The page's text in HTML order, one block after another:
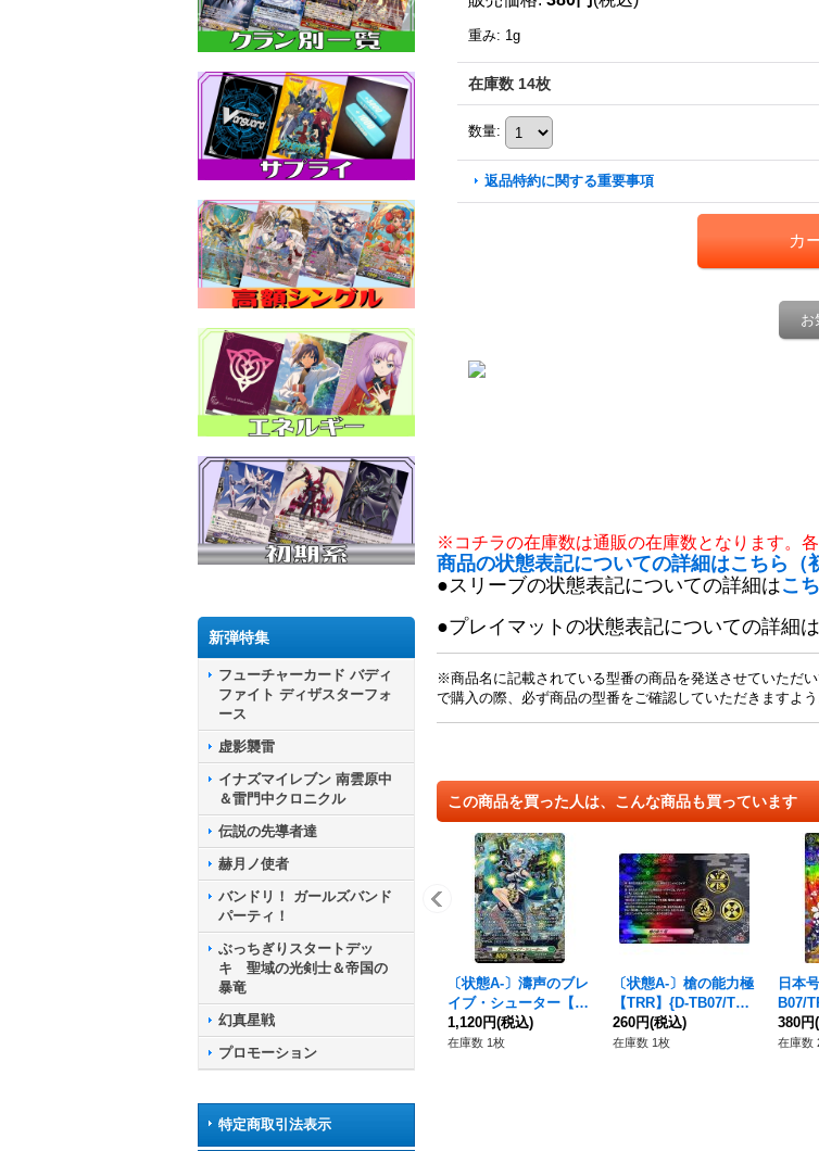
新弾特集
フューチャーカード バディ
ファイト ディザスターフォ
ース
虚影襲雷
イナズマイレブン 南雲原中
＆雷門中クロニクル
伝説の先導者達
赫月ノ使者
バンドリ！ ガールズバンド
パーティ！
ぶっちぎりスタートデッ
キ 聖域の光剣士＆帝国の
暴竜
幻真星戦
プロモーション
特定商取引法表示
重み: 1g
在庫数 14枚
数量:
返品特約に関する重要事項
お
※コチラの在庫数は通販の在庫数となります。
商品の状態表記についての詳細はこちら（
●スリーブの状態表記についての詳細はこ
●プレイマットの状態表記についての詳細は
※商品名に記載されている型番の商品を発送させていただ
で購入の際、必ず商品の型番をご確認していただきますよう
この商品を買った人は、こんな商品も買っています
〔状態A-〕濤声のブレ
イブ・シューター【F
FR】{DZ-BT05/FFR1
6}《ストイケイア》
1,120円(税込)
在庫数 1枚
〔状態A-〕槍の能力極
【TRR】{D-TB07/TRR
90}《刀剣乱舞》
260円(税込)
在庫数 1枚
日本
B07/
舞》
380円
在庫数